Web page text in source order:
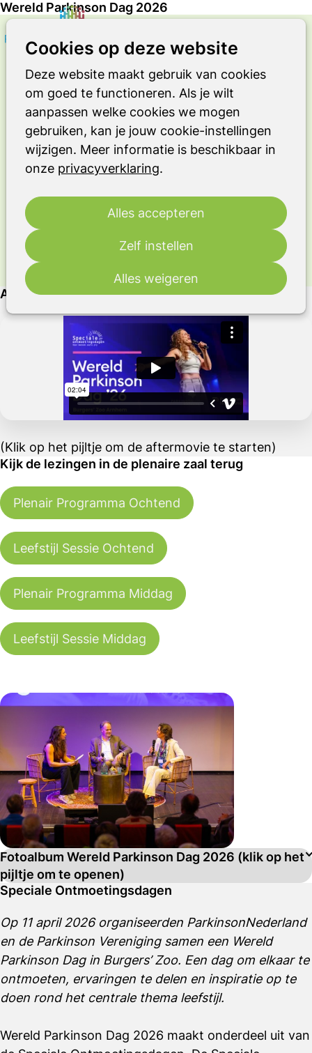
Cookies op deze website
Deze website maakt gebruik van cookies
om goed te functioneren. Als je wilt
aanpassen welke cookies we mogen
gebruiken, kan je jouw cookie-instellingen
wijzigen. Meer informatie is beschikbaar in
onze privacyverklaring.
Alles accepteren
Zelf instellen
Alles weigeren
Wereld Parkinson Dag 2026
SPECIALE ONTMOETINGSDAG
Wereld Parkinson Dag
Op 11 april 2026 organiseren
ParkinsonNederland en de Parkinson
Vereniging samen een bijzonder
evenement in Burgers’ Zoo, ter
gelegenheid van Wereld Parkinson
ervaringen te delen en inspiratie op te
doen.
Aftermovie Wereld Parkinson Dag 2026
(Klik op het pijltje om de aftermovie te starten)
Kijk de lezingen in de plenaire zaal terug
Plenair Programma Ochtend
Leefstijl Sessie Ochtend
Plenair Programma Middag
Leefstijl Sessie Middag
Fotoalbum Wereld Parkinson Dag 2026 (klik op het
pijltje om te openen)
Speciale Ontmoetingsdagen
Op 11 april 2026 organiseerden ParkinsonNederland
en de Parkinson Vereniging samen een Wereld
Parkinson Dag in Burgers’ Zoo. Een dag om elkaar te
ontmoeten, ervaringen te delen en inspiratie op te
doen rond het centrale thema leefstijl.
Wereld Parkinson Dag 2026 maakt onderdeel uit van